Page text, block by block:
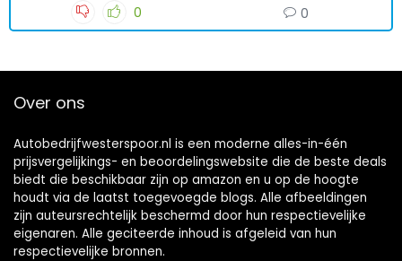
0 0
Over ons
Autobedrijfwesterspoor.nl is een moderne alles-in-één
prijsvergelijkings- en beoordelingswebsite die de beste deals
biedt die beschikbaar zijn op amazon en u op de hoogte
houdt via de laatst toegevoegde blogs. Alle afbeeldingen
zijn auteursrechtelijk beschermd door hun respectievelijke
eigenaren. Alle geciteerde inhoud is afgeleid van hun
respectievelijke bronnen.